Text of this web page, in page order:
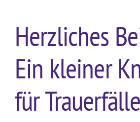
Gedenkportal
Bestattung
Über uns
Herzliches
Ein kleiner
für Trauerfälle